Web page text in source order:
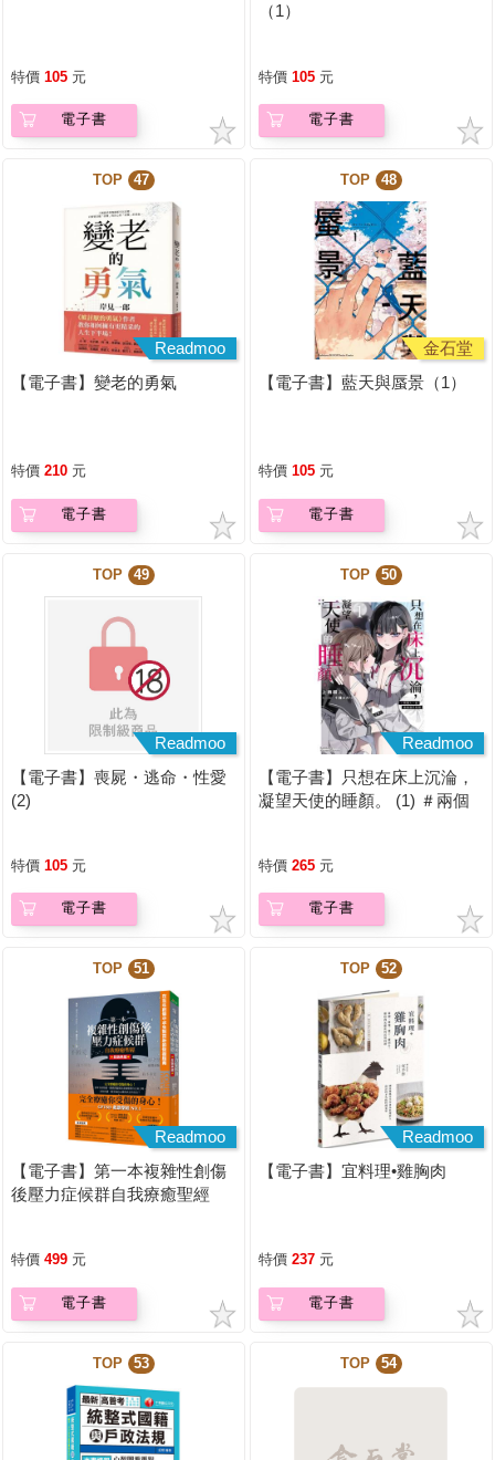
特價 105 元
電子書
（1）
特價 105 元
電子書
TOP 47
Readmoo
【電子書】變老的勇氣
特價 210 元
電子書
TOP 48
金石堂
【電子書】藍天與蜃景（1）
特價 105 元
電子書
TOP 49
Readmoo
【電子書】喪屍・逃命・性愛
(2)
特價 105 元
電子書
TOP 50
Readmoo
【電子書】只想在床上沉淪，
凝望天使的睡顏。 (1) ＃兩個
特價 265 元
電子書
TOP 51
Readmoo
【電子書】第一本複雜性創傷
後壓力症候群自我療癒聖經
特價 499 元
電子書
TOP 52
Readmoo
【電子書】宜料理•雞胸肉
特價 237 元
電子書
TOP 53 TOP 54